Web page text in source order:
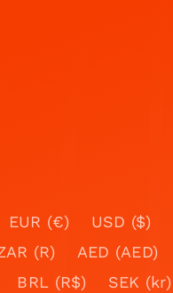
EUR (€) USD ($)
(R)
AED (AED)
BRL (R$)
SEK (kr)